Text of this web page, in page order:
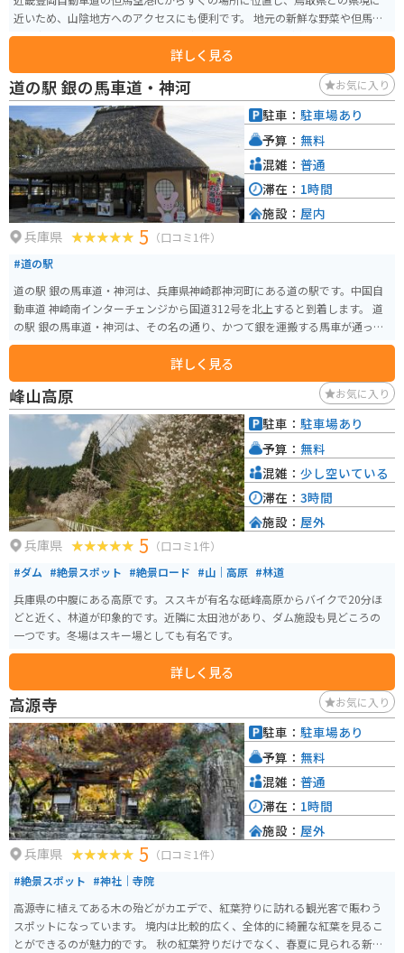
近いため、山陰地方へのアクセスにも便利です。 地元の新鮮な野菜や但馬牛
関連商品を販売する物産店や、但馬牛を使ったメニューが楽しめるレストラ
ンが人気です。また、周辺には、日本の滝百選に選ばれた「猿尾滝」、高さ
約40mから落下する雄大な「天滝」などの観光スポットがあります。 バイク
で訪れる際は、道の駅から続く県道702号線がおすすめです。緑豊かな山間部
を走るワインディングロードで、ツーリングにも最適です。但馬牛バーガー
や但馬牛コロッケなど、地元グルメを堪能できるのも魅力です。
詳しく見る
道の駅 銀の馬車道・神河 お気に入り
兵庫県 5 （口コミ1件）
#道の駅
道の駅 銀の馬車道・神河は、兵庫県神崎郡神河町にある道の駅です。中国自
動車道 神崎南インターチェンジから国道312号を北上すると到着します。 道
の駅 銀の馬車道・神河は、その名の通り、かつて銀を運搬する馬車が通った
「銀の馬車道」の跡地に位置しています。道の駅には、レストランや特産品
販売所があり、地元の食材を使った料理や、特産品を購入することができま
す。また、観光案内所では、周辺の観光スポットの情報を入手することがで
きます。 バイクで訪れる場合、道の駅には広い駐車場が完備されているので
安心です。周辺には、播磨高原東部の山々が連なり、四季折々の美しい景色
を楽しむことができます。特に、春の新緑や秋の紅葉の時期はおすすめです。
また、道の駅からほど近い場所には、峰山高原や砥峰高原といった、雄大な
自然が広がる観光スポットもあります。 神河町は、名水百選にも選ばれた
「千ヶ峰の銘水」が湧き出る町として知られています。道の駅では、この名
水を汲むこともできるので、ぜひお土産にどうぞ。また、地元産の新鮮な野
菜や果物も販売されており、地元の味覚を楽しむことができます。 道の駅 銀
の馬車道・神河は、自然豊かな場所に位置し、ドライブやツーリングの休憩
してもおすすめです。
詳しく見る
駐車： 駐車場あり
予算： 無料
混雑： 普通
滞在： 1時間
施設： 屋内
峰山高原 お気に入り
兵庫県 5 （口コミ1件）
#ダム #絶景スポット #絶景ロード #山｜高原 #林道
兵庫県の中腹にある高原です。ススキが有名な砥峰高原からバイクで20分ほ
どと近く、林道が印象的です。近隣に太田池があり、ダム施設も見どころの
一つです。冬場はスキー場としても有名です。
詳しく見る
駐車： 駐車場あり
予算： 無料
混雑： 少し空いている
滞在： 3時間
施設： 屋外
高源寺 お気に入り
兵庫県 5 （口コミ1件）
#絶景スポット #神社｜寺院
高源寺に植えてある木の殆どがカエデで、紅葉狩りに訪れる観光客で賑わう
スポットになっています。 境内は比較的広く、全体的に綺麗な紅葉を見るこ
とができるのが魅力的です。 秋の紅葉狩りだけでなく、春夏に見られる新緑
駐車： 駐車場あり
予算： 無料
混雑： 普通
滞在： 1時間
施設： 屋外